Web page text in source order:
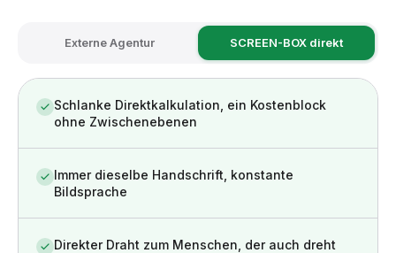
Externe Agentur SCREEN-BOX direkt
Schlanke Direktkalkulation, ein Kostenblock
ohne Zwischenebenen
Immer dieselbe Handschrift, konstante
Bildsprache
Direkter Draht zum Menschen, der auch dreht